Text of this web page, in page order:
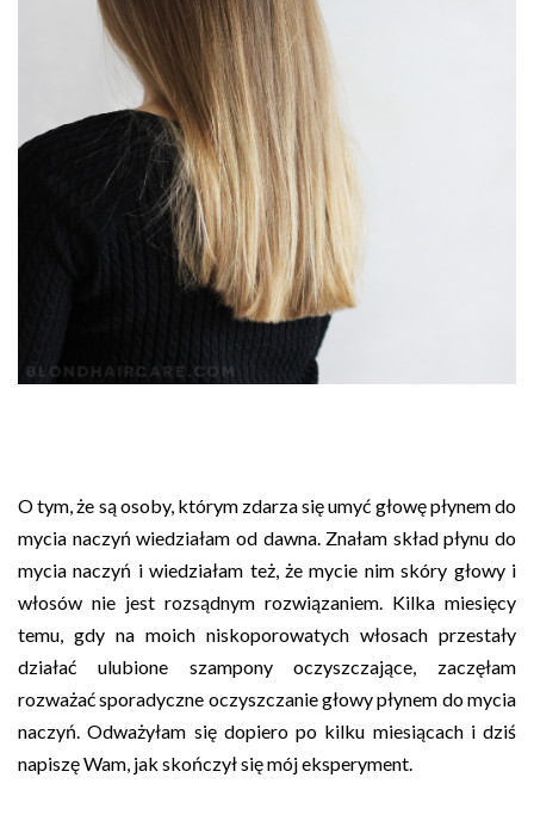
O tym, że są osoby, którym zdarza się umyć głowę płynem do
mycia naczyń wiedziałam od dawna. Znałam skład płynu do
mycia naczyń i wiedziałam też, że mycie nim skóry głowy i
włosów nie jest rozsądnym rozwiązaniem. Kilka miesięcy
temu, gdy na moich niskoporowatych włosach przestały
działać ulubione szampony oczyszczające, zaczęłam
rozważać sporadyczne oczyszczanie głowy płynem do mycia
naczyń. Odważyłam się dopiero po kilku miesiącach i dziś
napiszę Wam, jak skończył się mój eksperyment.